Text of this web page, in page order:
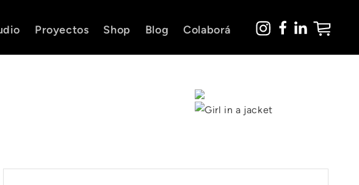
Proyectos Shop Blog Colaborá Carrito